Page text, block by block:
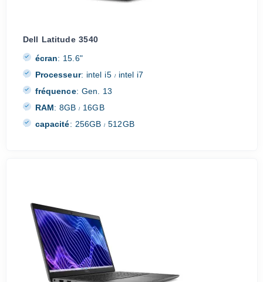
Dell Latitude 3540
écran: 15.6"
Processeur: intel i5 /intel i7
fréquence: Gen. 13
RAM: 8GB/ 16GB
capacité: 256GB/ 512GB